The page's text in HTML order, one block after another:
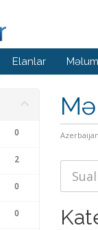
Elanlar
0
2
0
0